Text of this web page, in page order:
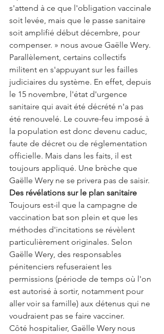
s'attend à ce que l'obligation vaccinale
soit levée, mais que le passe sanitaire
soit amplifié début décembre, pour
compenser. » nous avoue Gaëlle Wery.
Parallèlement, certains collectifs
militent en s'appuyant sur les failles
judiciaires du système. En effet, depuis
le 15 novembre, l'état d'urgence
sanitaire qui avait été décrété n'a pas
été renouvelé. Le couvre-feu imposé à
la population est donc devenu caduc,
faute de décret ou de réglementation
officielle. Mais dans les faits, il est
toujours appliqué. Une brèche que
Gaëlle Wery ne se privera pas de saisir.
Des révélations sur le plan sanitaire
Toujours est-il que la campagne de
vaccination bat son plein et que les
méthodes d'incitations se révèlent
particulièrement originales. Selon
Gaëlle Wery, des responsables
pénitenciers refuseraient les
permissions (période de temps où l'on
est autorisé à sortir, notamment pour
aller voir sa famille) aux détenus qui ne
voudraient pas se faire vacciner.
Côté hospitalier, Gaëlle Wery nous